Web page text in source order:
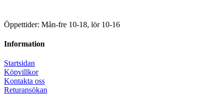
Öppettider: Mån-fre 10-18, lör 10-16
Information
Startsidan
Köpvillkor
Kontakta oss
Returansökan